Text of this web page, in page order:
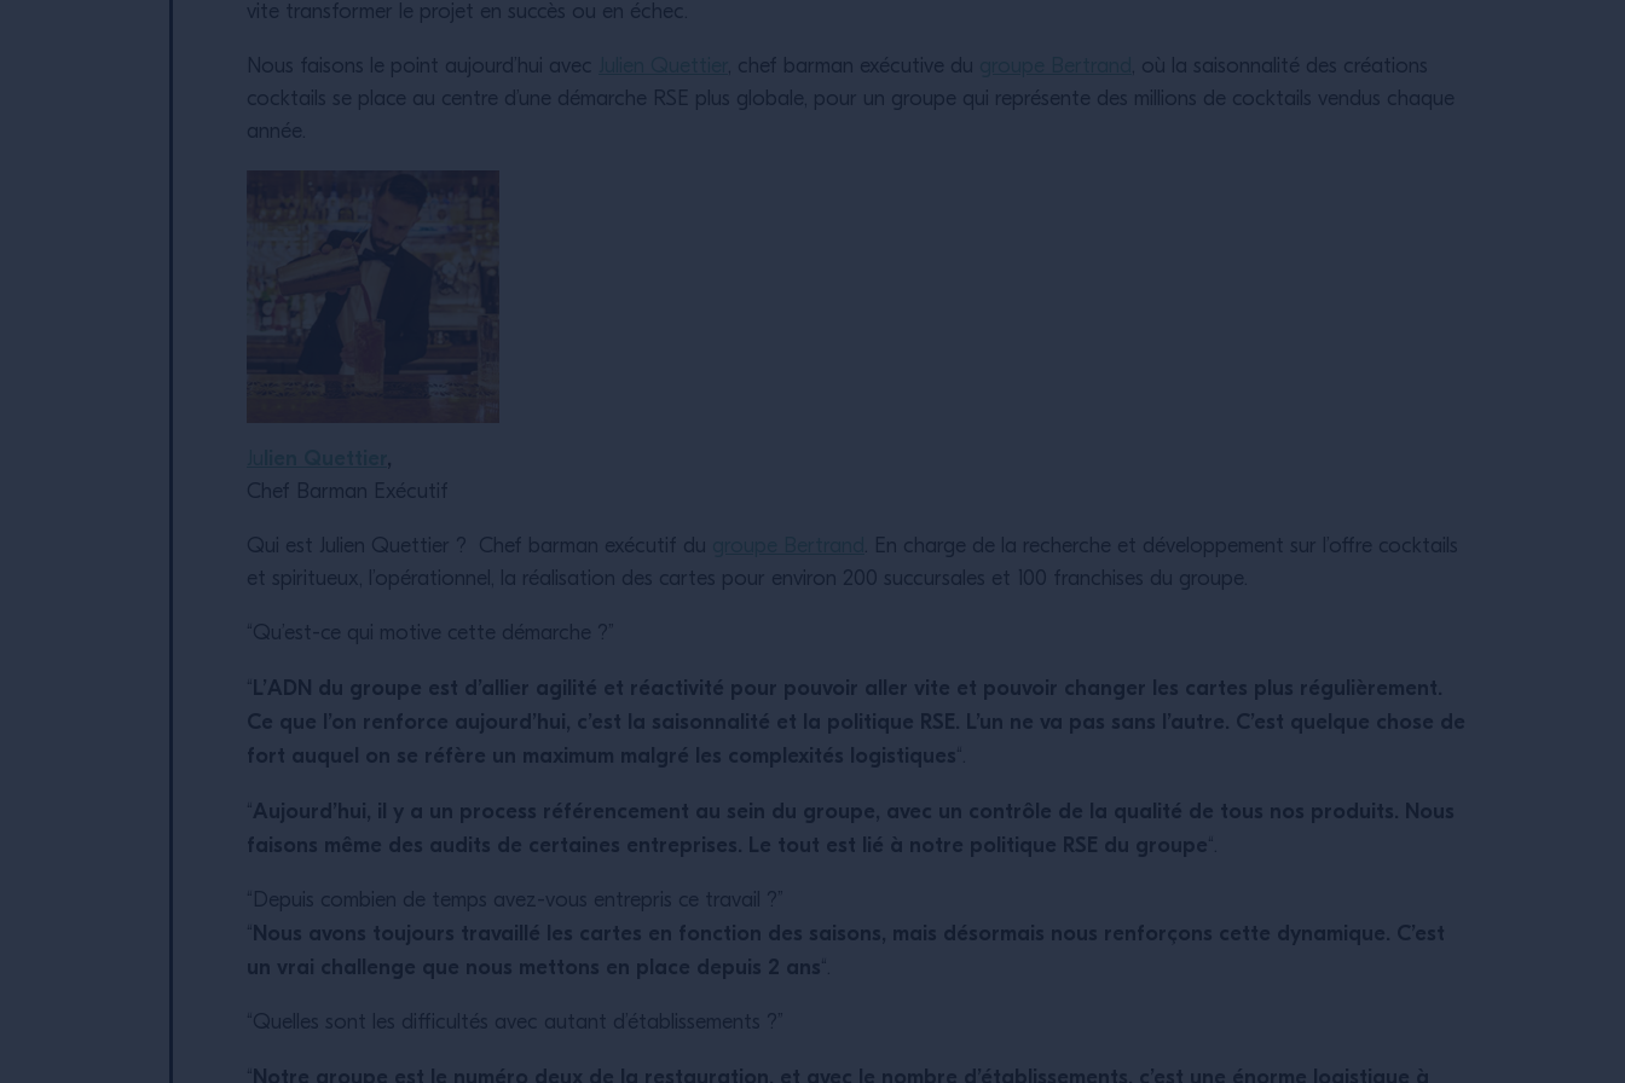
vite transformer le projet en succès ou en échec.
Nous faisons le point aujourd’hui avec , chef barman exécutive du
, où la saisonnalité des créations
cocktails se place au centre d’une démarche RSE plus globale, pour un groupe qui représente des millions de cocktails vendus chaque
année.
,
Chef Barman Exécutif
Qui est Julien Quettier ? Chef barman exécutif du
. En charge de la recherche et développement sur l’offre cocktails
et spiritueux, l’opérationnel, la réalisation des cartes pour environ 200 succursales et 100 franchises du groupe.
“Qu’est-ce qui motive cette démarche ?”
“ L’ADN du groupe est d’allier agilité et réactivité pour pouvoir aller vite et pouvoir changer les cartes plus régulièrement.
Ce que l’on renforce aujourd’hui, c’est la saisonnalité et la politique RSE. L’un ne va pas sans l’autre. C’est quelque chose de
fort auquel on se réfère un maximum malgré les complexités logistiques“.
“Aujourd’hui, il y a un process référencement au sein du groupe, avec un contrôle de la qualité de tous nos produits. Nous
faisons même des audits de certaines entreprises. Le tout est lié à notre politique RSE du groupe“.
“Depuis combien de temps avez-vous entrepris ce travail ?”
“ Nous avons toujours travaillé les cartes en fonction des saisons, mais désormais nous renforçons cette dynamique. C’est
un vrai challenge que nous mettons en place depuis 2 ans“.
“Quelles sont les difficultés avec autant d’établissements ?”
Notre groupe est le numéro deux de la restauration, et avec le nombre d’établissements, c’est une énorme logistique à